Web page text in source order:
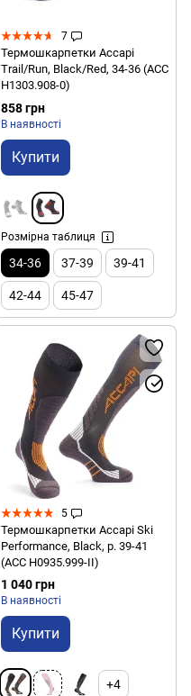
7
Термошкарпетки Accapi
Trail/Run, Black/Red, 34-36 (ACC
H1303.908-0)
858 грн
В наявності
Купити
Розмірна таблиця
34-36 37-39 39-41
42-44 45-47
5
Термошкарпетки Accapi Ski
Performance, Black, р. 39-41
(ACC H0935.999-II)
1 040 грн
В наявності
Купити
+4